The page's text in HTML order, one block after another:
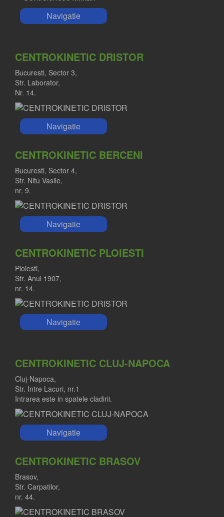
Navigatie
CENTROKINETIC DRISTOR
Bucuresti, Sector 3,
Str. Laborator,
Nr. 14.
Navigatie
CENTROKINETIC BERCENI
Bucuresti, Sector 4,
Str. Nitu Vasile,
nr. 9.
Navigatie
CENTROKINETIC PLOIESTI
Ploiesti,
Str. Anul 1907,
nr. 14.
Navigatie
CENTROKINETIC CLUJ-NAPOCA
Cluj-Napoca,
Str. Intre Lacuri, nr.1
Intrarea este in spatele cladirii.
Navigatie
CENTROKINETIC BRASOV
Brasov,
Str. Carpatilor,
nr. 44.